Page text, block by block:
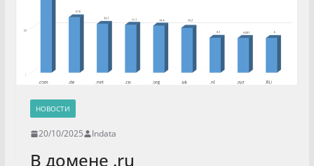
НОВОСТИ
20/10/2025 Indata
В домене .ru